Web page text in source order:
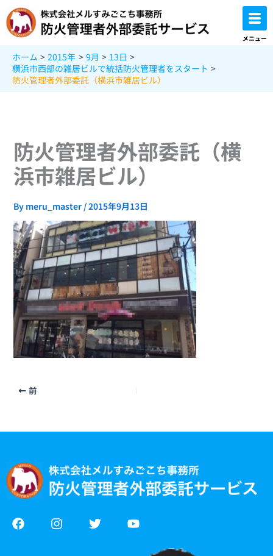
容
を
メニュー
ホーム 2015年 9月
13日
横浜市西部の雑居ビルで統括防火管理者をスタート
防火管理者外部委託（横浜市雑居ビル）
防火管理者外部委託（横
浜市雑居ビル）
By meru_master /2015年9月13日
前
F
a
I
n
T
w
Y
o